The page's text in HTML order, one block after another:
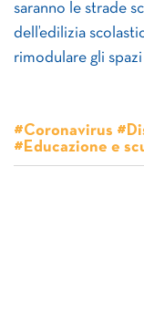
saranno le strade
dell’edilizia
rimodulare gli
#Coronavirus
#Educazione e